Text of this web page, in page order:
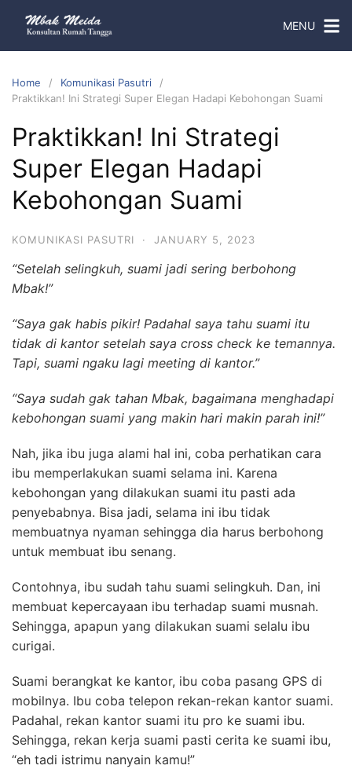
MENU
Home
Komunikasi Pasutri
Praktikkan! Ini Strategi Super Elegan Hadapi Kebohongan Suami
Praktikkan! Ini Strategi
Super Elegan Hadapi
Kebohongan Suami
KOMUNIKASI PASUTRI · JANUARY 5, 2023
“Setelah selingkuh, suami jadi sering berbohong
Mbak!”
“Saya gak habis pikir! Padahal saya tahu suami itu
tidak di kantor setelah saya cross check ke temannya.
Tapi, suami ngaku lagi meeting di kantor.”
“Saya sudah gak tahan Mbak, bagaimana menghadapi
kebohongan suami yang makin hari makin parah ini!”
Nah, jika ibu juga alami hal ini, coba perhatikan cara
ibu memperlakukan suami selama ini. Karena
kebohongan yang dilakukan suami itu pasti ada
penyebabnya. Bisa jadi, selama ini ibu tidak
membuatnya nyaman sehingga dia harus berbohong
untuk membuat ibu senang.
Contohnya, ibu sudah tahu suami selingkuh. Dan, ini
membuat kepercayaan ibu terhadap suami musnah.
Sehingga, apapun yang dilakukan suami selalu ibu
curigai.
Suami berangkat ke kantor, ibu coba pasang GPS di
mobilnya. Ibu coba telepon rekan-rekan kantor suami.
Padahal, rekan kantor suami itu pro ke suami ibu.
Sehingga, rekan kerja suami pasti cerita ke suami ibu,
“eh tadi istrimu nanyain kamu!”